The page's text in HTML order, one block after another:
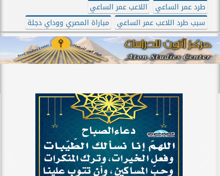
طرد عمر الساعي
اللاعب عمر الساعي
سبب طرد اللاعب عمر الساعي
مباراة المصري ووداي دجلة